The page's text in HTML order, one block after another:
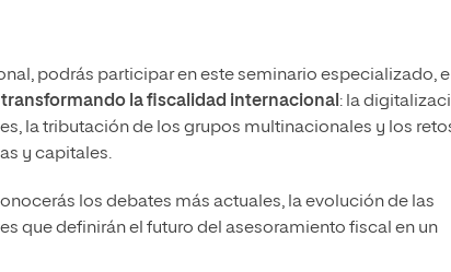
podrás participar en este seminario especializado,
la fiscalidad internacional : la
la tributación de los grupos multinacionales y los
y capitales.
los debates más actuales, la evolución de las
que definirán el futuro del asesoramiento fiscal en un